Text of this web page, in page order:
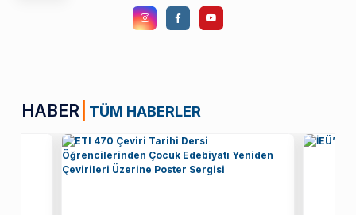
HABER TÜM HABERLER